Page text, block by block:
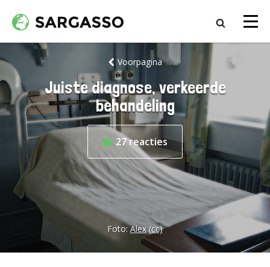
Voorpagina
Juiste diagnose, verkeerde
behandeling
27reacties
Foto:Alex (cc)